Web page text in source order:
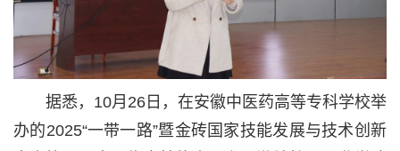
据悉，10月26日，在安徽中医药高等专科学校举
办的2025“一带一路”暨金砖国家技能发展与技术创新